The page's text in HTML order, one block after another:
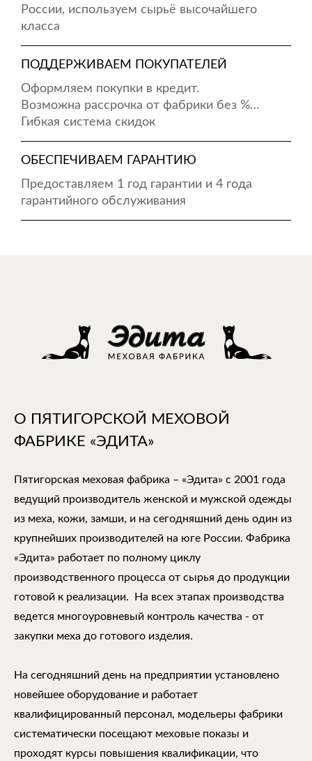
России, используем сырьё высочайшего
класса
ПОДДЕРЖИВАЕМ ПОКУПАТЕЛЕЙ
Оформляем покупки в кредит.
Возможна рассрочка от фабрики без %…
Гибкая система скидок
ОБЕСПЕЧИВАЕМ ГАРАНТИЮ
Предоставляем 1 год гарантии и 4 года
гарантийного обслуживания
О ПЯТИГОРСКОЙ МЕХОВОЙ
ФАБРИКЕ «ЭДИТА»
Пятигорская меховая фабрика – «Эдита» с 2001 года
ведущий производитель женской и мужской одежды
из меха, кожи, замши, и на сегодняшний день один из
крупнейших производителей на юге России. Фабрика
«Эдита» работает по полному циклу
производственного процесса от сырья до продукции
готовой к реализации. На всех этапах производства
ведется многоуровневый контроль качества - от
закупки меха до готового изделия.
На сегодняшний день на предприятии установлено
новейшее оборудование и работает
квалифицированный персонал, модельеры фабрики
систематически посещают меховые показы и
проходят курсы повышения квалификации, что